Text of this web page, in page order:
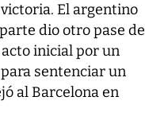
El argentino
dio otro pase de
inicial por un
sentenciar un
al Barcelona en